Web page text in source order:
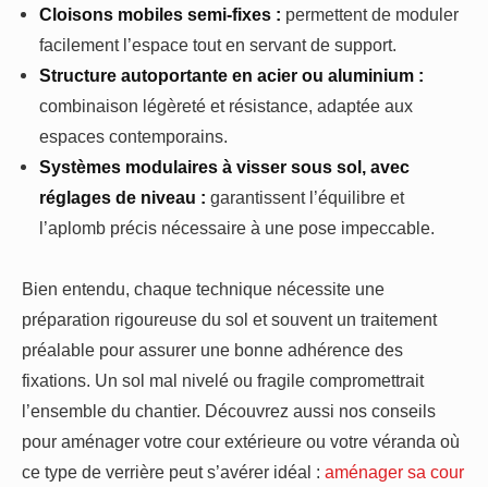
Cloisons mobiles semi-fixes : permettent de moduler
facilement l’espace tout en servant de support.
Structure autoportante en acier ou aluminium :
combinaison légèreté et résistance, adaptée aux
espaces contemporains.
Systèmes modulaires à visser sous sol, avec
réglages de niveau : garantissent l’équilibre et
l’aplomb précis nécessaire à une pose impeccable.
Bien entendu, chaque technique nécessite une
préparation rigoureuse du sol et souvent un traitement
préalable pour assurer une bonne adhérence des
fixations. Un sol mal nivelé ou fragile compromettrait
l’ensemble du chantier. Découvrez aussi nos conseils
pour aménager votre cour extérieure ou votre véranda où
ce type de verrière peut s’avérer idéal : aménager sa cour